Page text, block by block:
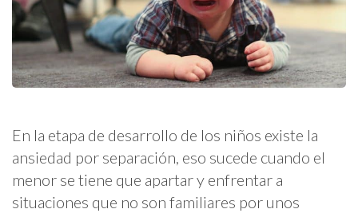
En la etapa de desarrollo de los niños existe la
ansiedad por separación, eso sucede cuando el
menor se tiene que apartar y enfrentar a
situaciones que no son familiares por unos